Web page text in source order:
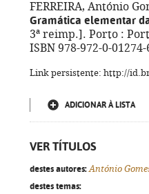
FERREIRA, António
Gramática elementar
3ª reimp.]. Porto :
ISBN 978-972-0-01274-
Link persistente: http://
ADICIONAR À LISTA
VER TÍTULOS
destes autores: António
destes temas: